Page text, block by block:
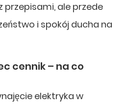
przepisami, ale przede
i spokój ducha na
cennik – na co
elektryka w